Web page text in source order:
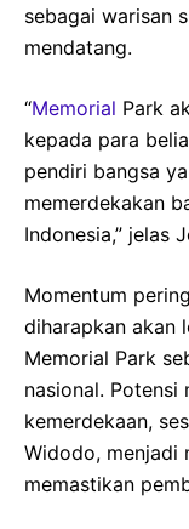
sebagai warisan
mendatang.
“Memorial Park
kepada para
pendiri bangsa
memerdekakan
Indonesia,” jelas
Momentum
diharapkan akan
Memorial Park
nasional. Potensi
kemerdekaan,
Widodo, menjadi
memastikan